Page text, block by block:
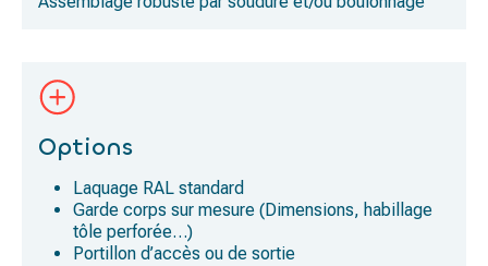
Options
Laquage RAL standard
Garde corps sur mesure (Dimensions, habillage
tôle perforée…)
Portillon d’accès ou de sortie